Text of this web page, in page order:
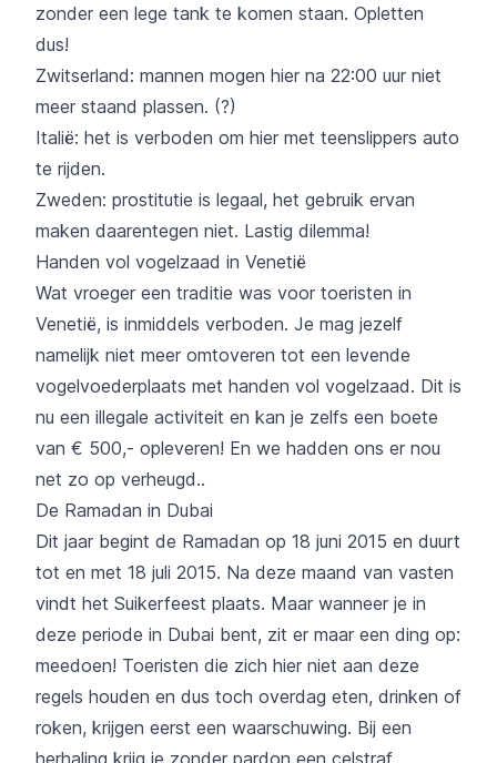
zonder een lege tank te komen staan. Opletten
dus!
Zwitserland: mannen mogen hier na 22:00 uur niet
meer staand plassen. (?)
Italië: het is verboden om hier met teenslippers auto
te rijden.
Zweden: prostitutie is legaal, het gebruik ervan
maken daarentegen niet. Lastig dilemma!
Handen vol vogelzaad in Venetië
Wat vroeger een traditie was voor toeristen in
Venetië, is inmiddels verboden. Je mag jezelf
namelijk niet meer omtoveren tot een levende
vogelvoederplaats met handen vol vogelzaad. Dit is
nu een illegale activiteit en kan je zelfs een boete
van € 500,- opleveren! En we hadden ons er nou
net zo op verheugd..
De Ramadan in Dubai
Dit jaar begint de Ramadan op 18 juni 2015 en duurt
tot en met 18 juli 2015. Na deze maand van vasten
vindt het Suikerfeest plaats. Maar wanneer je in
deze periode in Dubai bent, zit er maar een ding op:
meedoen! Toeristen die zich hier niet aan deze
regels houden en dus toch overdag eten, drinken of
roken, krijgen eerst een waarschuwing. Bij een
herhaling krijg je zonder pardon een celstraf.